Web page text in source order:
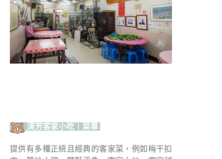
清芳客家小吃｜菜單
提供有多種正統且經典的客家菜，例如梅干扣